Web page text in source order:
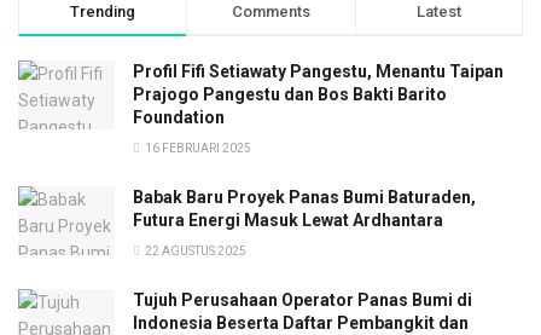
Trending Comments Latest
Profil Fifi Setiawaty Pangestu, Menantu Taipan
Prajogo Pangestu dan Bos Bakti Barito
Foundation
16 FEBRUARI 2025
Babak Baru Proyek Panas Bumi Baturaden,
Futura Energi Masuk Lewat Ardhantara
22 AGUSTUS 2025
Tujuh Perusahaan Operator Panas Bumi di
Indonesia Beserta Daftar Pembangkit dan